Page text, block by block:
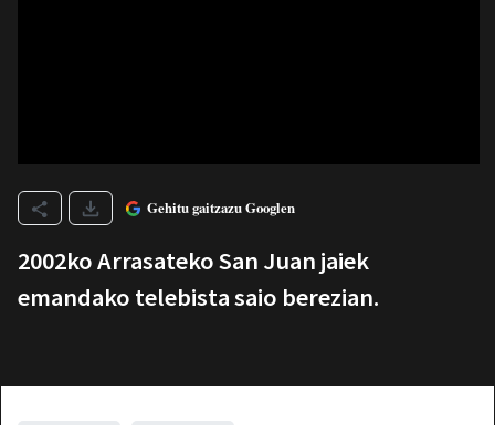
Gehitu gaitzazu Googlen
2002ko Arrasateko San Juan jaiek
emandako telebista saio berezian.